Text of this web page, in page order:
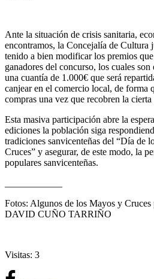
Ante la situación de crisis sanitaria,
encontramos, la Concejalía de Cultura
tenido a bien modificar los premios
ganadores del concurso, los cuales
una cuantía de 1.000€ que será
canjear en el comercio local, de forma
compras una vez que recobren la
Esta masiva participación abre la
ediciones la población siga
tradiciones sanvicenteñas del “Día de
Cruces” y asegurar, de este modo, la
populares sanvicenteñas.
Fotos: Algunos de los Mayos y Cruces
DAVID CUÑO TARRIÑO
Visitas: 3